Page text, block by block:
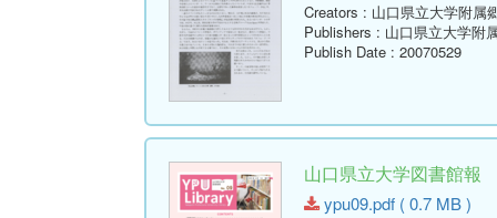
Creators : 山口県立大学附属
Publishers : 山口県立大学附
Publish Date : 20070529
山口県立大学図書館報
ypu09.pdf ( 0.7 MB )